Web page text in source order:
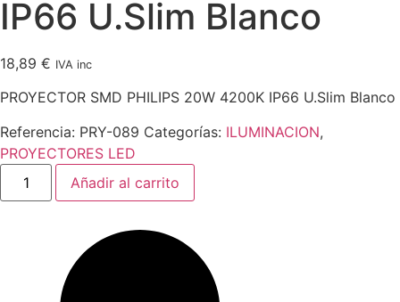
IP66 U.Slim Blanco
18,89 € IVA inc
PROYECTOR SMD PHILIPS 20W 4200K IP66 U.Slim Blanco
Referencia: PRY-089 Categorías: ILUMINACION,
PROYECTORES LED
PROYECTOR
SMD
PHILIPS
Añadir al carrito